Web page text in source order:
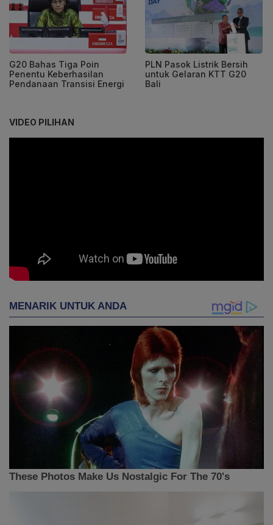
G20 Bahas Tiga Poin
Penentu Keberhasilan
Pendanaan Transisi Energi
PLN Pasok Listrik Bersih
untuk Gelaran KTT G20
Bali
VIDEO PILIHAN